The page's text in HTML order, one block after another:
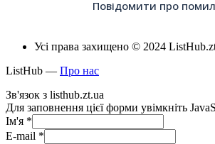
Повідомити про
Усі права захищено © 2024
ListHub — Про нас
Зв'язок з listhub.zt.ua
Для заповнення цієї форми увімкніть
Ім'я *
E-mail *